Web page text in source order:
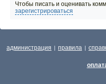
Чтобы писать и оценивать
зарегистрироваться
администрация | правила |